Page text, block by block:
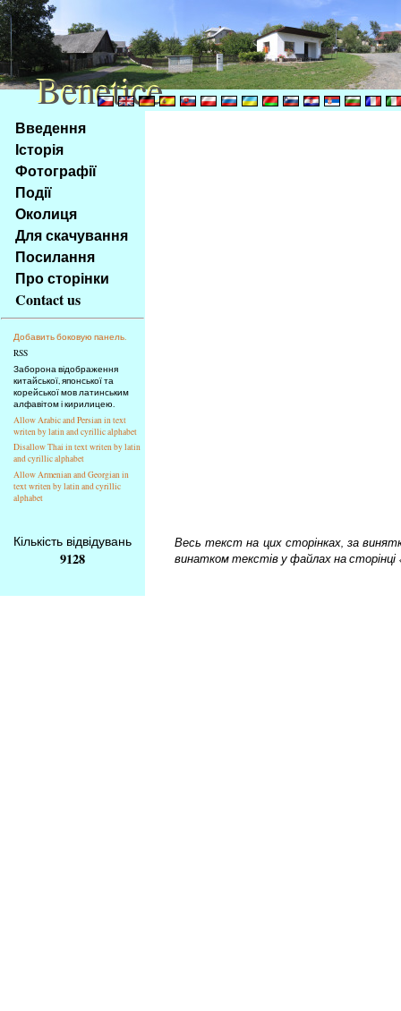
Na
obsah
stránky
Klávesové
zkratky
tomto
webu
základní
Hlavní
strana
Введення
Історія
Фотографії
Події
Околиця
Для скачування
Посилання
Про сторінки
Contact us
Добавить боковую панель.
RSS
Заборона відображення
китайської, японської та
корейської мов латинським
алфавітом і кирилицею.
Allow Arabic and Persian in text
writen by latin and cyrillic alphabet
Disallow Thai in text writen by latin
and cyrillic alphabet
Allow Armenian and Georgian in
text writen by latin and cyrillic
alphabet
Кількість відвідувань
9128
Весь текст на цих сторінках, за
винатком текстів у файлах на
Benetice
Benetice